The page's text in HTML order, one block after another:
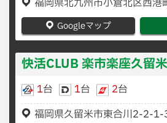
福岡県北九州市小倉北区西
Googleマップ
快活CLUB 楽市楽座久留
1台 1台 2台
福岡県久留米市東合川2-2-1-